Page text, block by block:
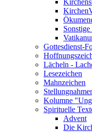
Gottesdienst-
Lächeln -
Lesezeichen
Mahnzeichen
Kolumne
Spirituelle
Advent
Die